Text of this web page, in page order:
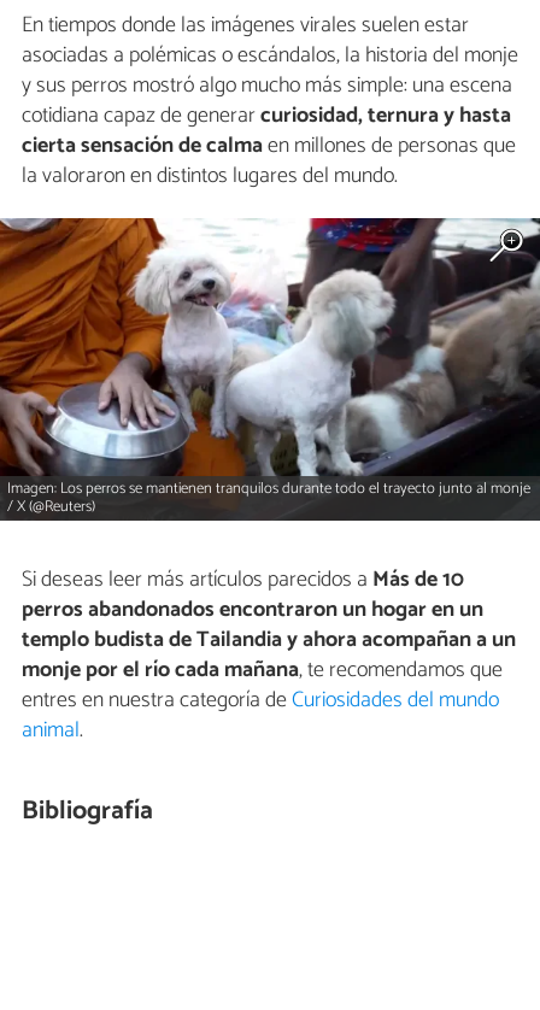
En tiempos donde las imágenes virales suelen estar
asociadas a polémicas o escándalos, la historia del monje
y sus perros mostró algo mucho más simple: una escena
cotidiana capaz de generarcuriosidad, ternura y hasta
cierta sensación de calmaen millones de personas que
la valoraron en distintos lugares del mundo.
Imagen: Los perros se mantienen tranquilos durante todo el trayecto junto al monje
/ X (@Reuters)
Si deseas leer más artículos parecidos a Más de 10
perros abandonados encontraron un hogar en un
templo budista de Tailandia y ahora acompañan a un
monje por el río cada mañana, te recomendamos que
entres en nuestra categoría deCuriosidades del mundo
animal.
Bibliografía